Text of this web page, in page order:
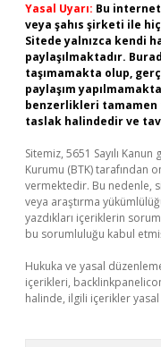
Yasal Uyarı: Bu
veya şahıs şirketi ile
Sitede yalnızca kendi
paylaşılmaktadır.
taşımamakta olup,
paylaşım
benzerlikleri
taslak halindedir ve
Sitemiz, 5651 Sayılı
Kurumu (BTK) tarafından
vermektedir. Bu nedenle,
veya araştırma
yazdıkları içeriklerin
bu sorumluluğu kabul
Hukuka ve yasal
içerikleri,
halinde, ilgili içerikler